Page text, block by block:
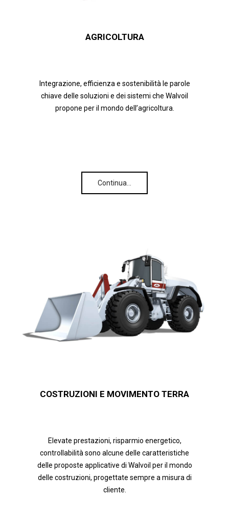
AGRICOLTURA
Integrazione, efficienza e sostenibilità le parole
chiave delle soluzioni e dei sistemi che Walvoil
propone per il mondo dell’agricoltura.
Continua…
COSTRUZIONI E MOVIMENTO TERRA
Elevate prestazioni, risparmio energetico,
controllabilità sono alcune delle caratteristiche
delle proposte applicative di Walvoil per il mondo
delle costruzioni, progettate sempre a misura di
cliente.